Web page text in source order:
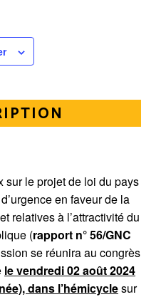
sur le projet de loi du pays
en faveur de la
relatives à l’attractivité du
(rapport n° 56/GNC
se réunira au congrès
levendredi 02 août 2024
dans l’hémicyclesur